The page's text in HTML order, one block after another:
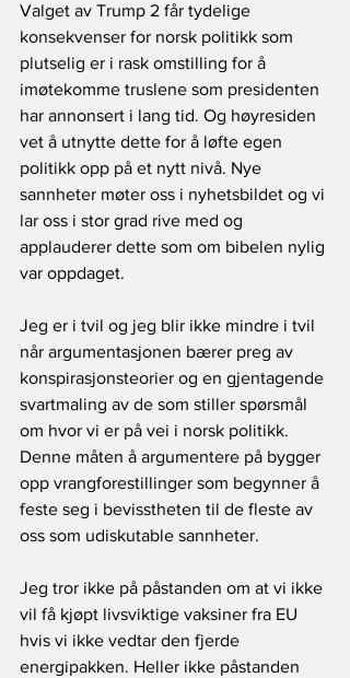
Valget av Trump 2 får tydelige
konsekvenser for norsk politikk som
plutselig er i rask omstilling for å
imøtekomme truslene som presidenten
har annonsert i lang tid. Og høyresiden
vet å utnytte dette for å løfte egen
politikk opp på et nytt nivå. Nye
sannheter møter oss i nyhetsbildet og vi
lar oss i stor grad rive med og
applauderer dette som om bibelen nylig
var oppdaget.
Jeg er i tvil og jeg blir ikke mindre i tvil
når argumentasjonen bærer preg av
konspirasjonsteorier og en gjentagende
svartmaling av de som stiller spørsmål
om hvor vi er på vei i norsk politikk.
Denne måten å argumentere på bygger
opp vrangforestillinger som begynner å
feste seg i bevisstheten til de fleste av
oss som udiskutable sannheter.
Jeg tror ikke på påstanden om at vi ikke
vil få kjøpt livsviktige vaksiner fra EU
hvis vi ikke vedtar den fjerde
energipakken. Heller ikke påstanden